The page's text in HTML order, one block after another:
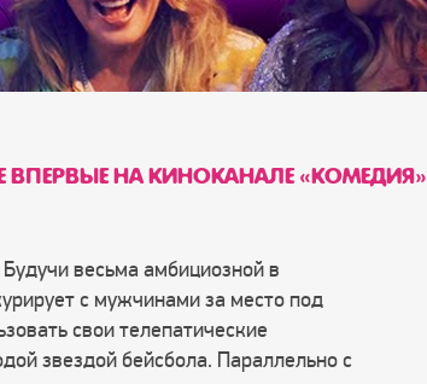
НА КИНОКАНАЛЕ «КОМЕДИЯ»
весьма амбициозной в
с мужчинами за место под
свои телепатические
звездой бейсбола. Параллельно с